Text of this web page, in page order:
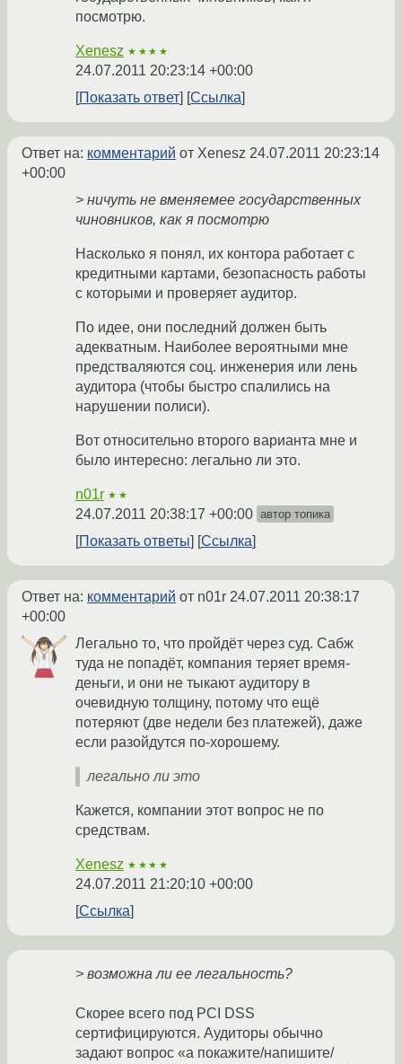
посмотрю.
Xenesz ★★★★
24.07.2011 20:23:14 +00:00
Показать ответ
Ссылка
Ответ на: комментарий от Xenesz 24.07.2011 20:23:14
+00:00
> ничуть не вменяемее государственных
чиновников, как я посмотрю
Насколько я понял, их контора работает с
кредитными картами, безопасность работы
с которыми и проверяет аудитор.
По идее, они последний должен быть
адекватным. Наиболее вероятными мне
предстваляются соц. инженерия или лень
аудитора (чтобы быстро спалились на
нарушении полиси).
Вот относительно второго варианта мне и
было интересно: легально ли это.
n01r ★★
24.07.2011 20:38:17 +00:00 автор топика
Показать ответы Ссылка
Ответ на: комментарий от n01r 24.07.2011 20:38:17
+00:00
Легально то, что пройдёт через суд. Сабж
туда не попадёт, компания теряет время-
деньги, и они не тыкают аудитору в
очевидную толщину, потому что ещё
потеряют (две недели без платежей), даже
если разойдутся по-хорошему.
легально ли это
Кажется, компании этот вопрос не по
средствам.
Xenesz ★★★★
24.07.2011 21:20:10 +00:00
Ссылка
> возможна ли ее легальность?
Скорее всего под PCI DSS
сертифицируются. Аудиторы обычно
задают вопрос «а покажите/напишите/